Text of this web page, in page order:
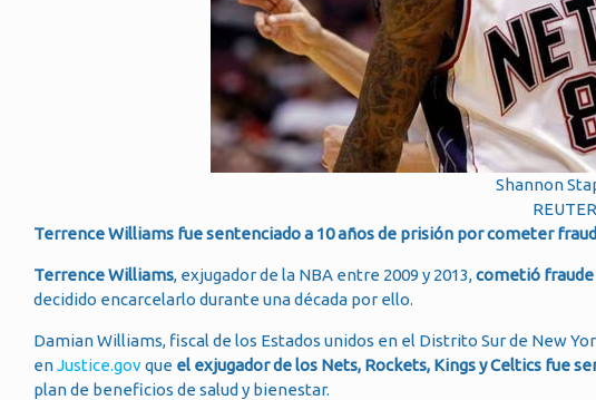
Shannon
Terrence Williams fue sentenciado a 10 años de prisión por cometer
Terrence Williams, exjugador de la NBA entre 2009 y 2013,cometió fraude
decidido encarcelarlo durante una década por ello.
Damian Williams, fiscal de los Estados unidos en el Distrito Sur de New
enJustice.govque el exjugador de los Nets, Rockets, Kings y Celtics fue
plan de beneficios de salud y bienestar.